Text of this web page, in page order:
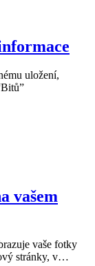
uložení,
vašem
vaše fotky
stránky, v…